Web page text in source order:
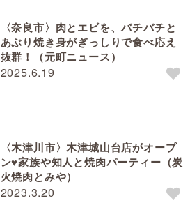
2025.6.19
〈奈良市〉肉とエビを、バチバチと
あぶり焼き身がぎっしりで食べ応え
抜群！（元町ニュース）
2023.3.20
〈木津川市〉木津城山台店がオープ
ン♥家族や知人と焼肉パーティー（炭
火焼肉とみや）